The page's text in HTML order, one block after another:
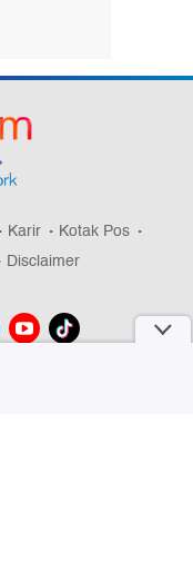
Karir
Kotak Pos
Disclaimer